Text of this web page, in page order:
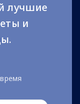
лучшие
и